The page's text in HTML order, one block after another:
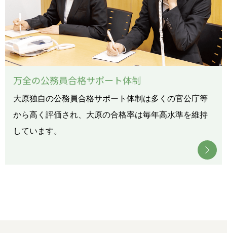
万全の公務員合格サポート体制
大原独自の公務員合格サポート体制は多くの官公庁等
から高く評価され、大原の合格率は毎年高水準を維持
しています。